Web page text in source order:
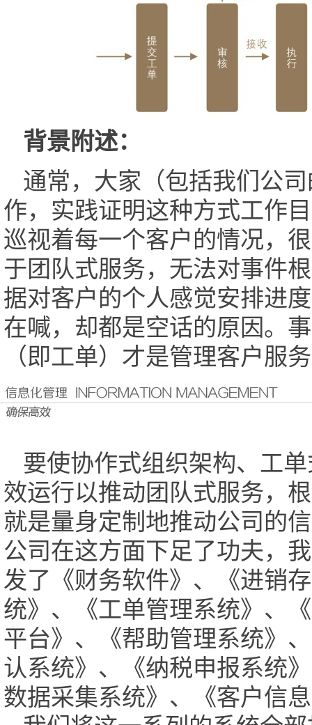
背景附述：
通常，大家（包括我们公
作，实践证明这种方式工作
巡视着每一个客户的情况，
于团队式服务，无法对事件
据对客户的个人感觉安排进
在喊，却都是空话的原因。
（即工单）才是管理客户服
要使协作式组织架构、工
效运行以推动团队式服务，
就是量身定制地推动公司的
公司在这方面下足了功夫，
发了《财务软件》、《进销
统》、《工单管理系统》、
平台》、《帮助管理系统》
认系统》、《纳税申报系统
数据采集系统》、《客户信